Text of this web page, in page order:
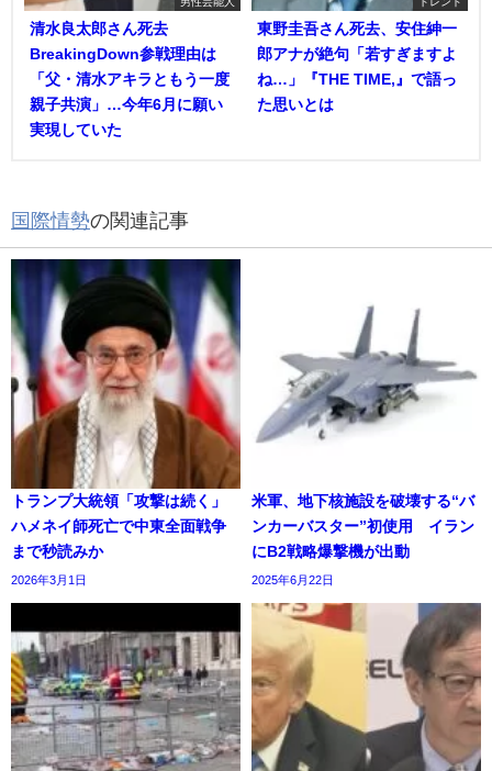
清水良太郎さん死去
BreakingDown参戦理由は
「父・清水アキラともう一度
親子共演」…今年6月に願い
実現していた
東野圭吾さん死去、安住紳一
郎アナが絶句「若すぎますよ
ね…」『THE TIME,』で語っ
た思いとは
国際情勢の関連記事
トランプ大統領「攻撃は続く」
ハメネイ師死亡で中東全面戦争
まで秒読みか
2026年3月1日
米軍、地下核施設を破壊する“バ
ンカーバスター”初使用 イラン
にB2戦略爆撃機が出動
2025年6月22日